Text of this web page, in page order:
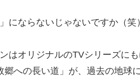
ならないじゃないですか（笑
オリジナルのTVシリーズに
への長い道」が、過去の地球